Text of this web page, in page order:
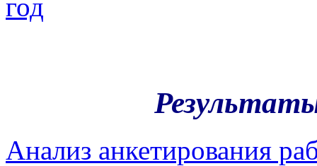
год
Анализ анкетирования